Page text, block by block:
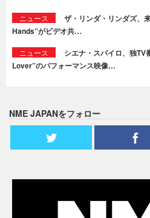
ニュース
ザ・リンダ・リンダズ、
Hands”がビデオ共…
ニュース
シエナ・スパイロ、独
Lover”のパフォーマンス映像…
NME JAPANをフォロー